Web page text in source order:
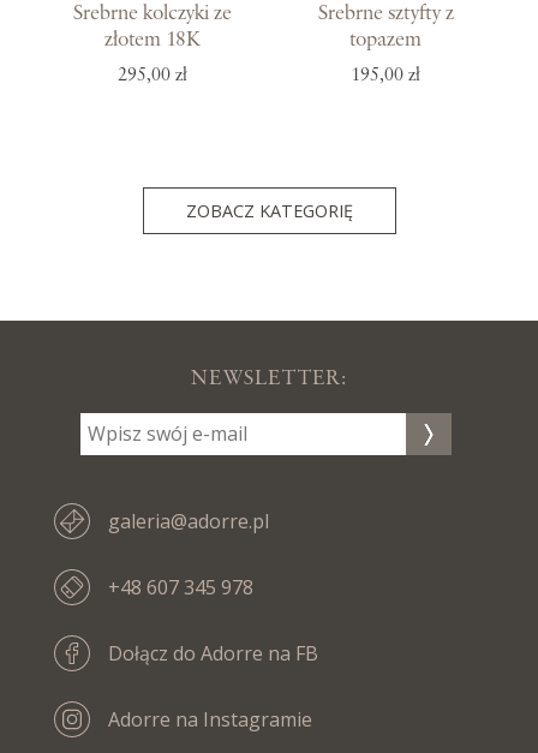
Srebrne kolczyki ze
złotem 18K
295,00 zł
Srebrne sztyfty z
topazem
195,00 zł
ZOBACZ KATEGORIĘ
NEWSLETTER:
galeria@adorre.pl
+48 607 345 978
Dołącz do Adorre na FB
Adorre na Instagramie